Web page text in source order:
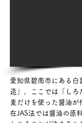
愛知県碧南市にある白
造」。ここでは「しろ
麦だけを使った醤油が
在JAS法では醤油の原